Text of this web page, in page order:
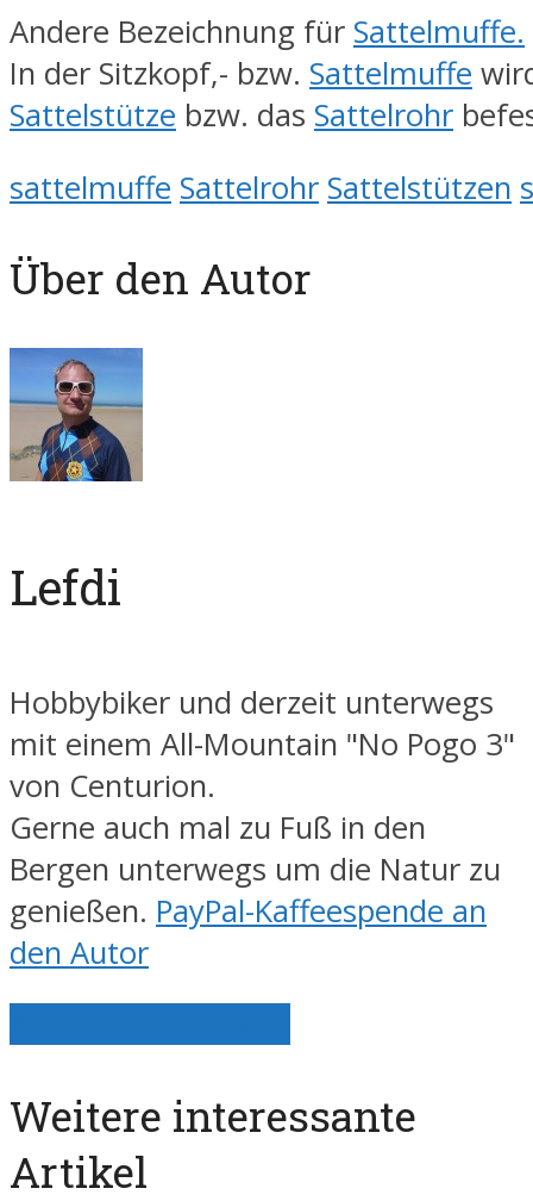
Andere Bezeichnung für Sattelmuffe.
In der Sitzkopf,- bzw. Sattelmuffe
Sattelstütze bzw. das Sattelrohr
sattelmuffe Sattelrohr Sattelstützen
Über den Autor
Lefdi
Hobbybiker und derzeit unterwegs
mit einem All-Mountain "No Pogo 3"
von Centurion.
Gerne auch mal zu Fuß in den
Bergen unterwegs um die Natur zu
genießen. PayPal-Kaffeespende an
den Autor
Weitere interessante
Artikel